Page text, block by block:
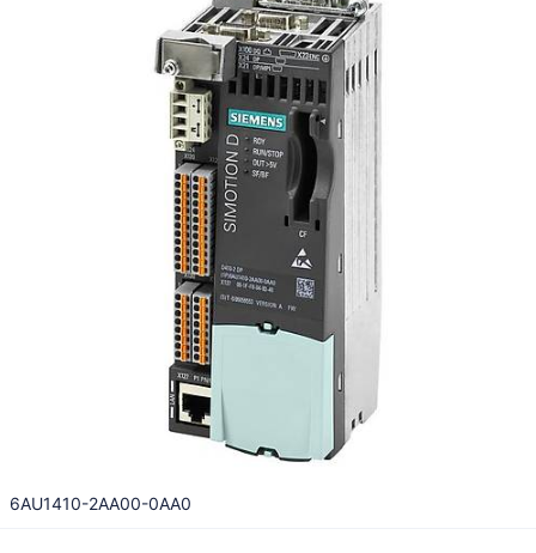
6AU1410-2AA00-0AA0